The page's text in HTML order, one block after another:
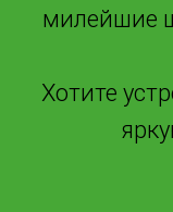
милейшие
Хотите